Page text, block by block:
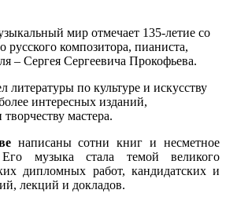
мир отмечает 135-летие со
русского композитора, пианиста,
– Сергея Сергеевича Прокофьева.
литературы по культуре и искусству
интересных изданий,
мастера.
написаны сотни книг и несметное
Его музыка стала темой великого
дипломных работ, кандидатских и
лекций и докладов.